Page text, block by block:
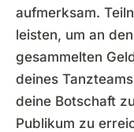
aufmerksam.
leisten, um an
gesammelten
deines
deine Botschaft
Publikum zu